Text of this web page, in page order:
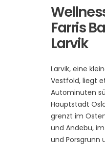
Farris
Larvik
Larvik, eine
Vestfold, liegt
Autominuten
Hauptstadt
grenzt im
und Andebu,
und Porsgrunn